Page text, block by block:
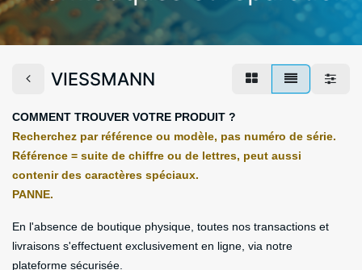
VIESSMANN
COMMENT TROUVER VOTRE PRODUIT ?
Recherchez par référence ou modèle, pas numéro de série.
Référence = suite de chiffre ou de lettres, peut aussi
contenir des caractères spéciaux.
PANNE.
En l'absence de boutique physique, toutes nos transactions et
livraisons s'effectuent exclusivement en ligne, via notre
plateforme sécurisée.